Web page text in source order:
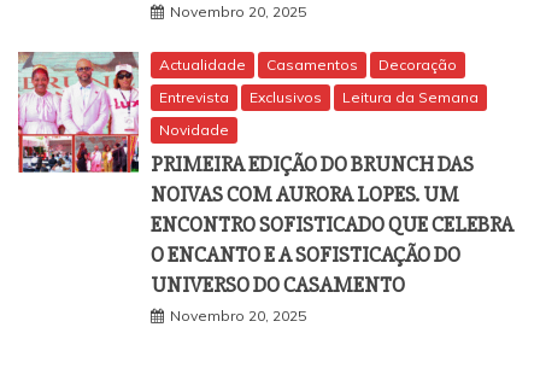
Novembro 20, 2025
Actualidade Casamentos
Decoração
Entrevista
Exclusivos
Leitura da Semana
Novidade
PRIMEIRA EDIÇÃO DO BRUNCH DAS
NOIVAS COM AURORA LOPES. UM
ENCONTRO SOFISTICADO QUE CELEBRA
O ENCANTO E A SOFISTICAÇÃO DO
UNIVERSO DO CASAMENTO
Novembro 20, 2025